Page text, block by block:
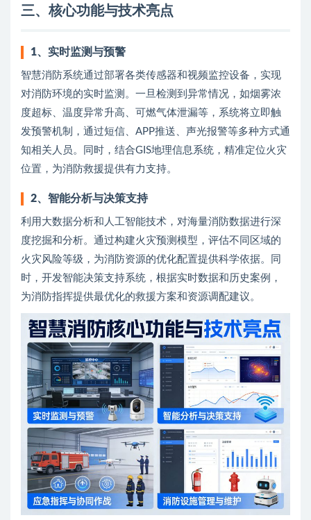
三、核心功能与技术亮点
1、 实时监测与预警
智慧消防系统通过部署各类传感器和视频监控设备，实现
对消防环境的实时监测。一旦检测到异常情况，如烟雾浓
度超标、温度异常升高、可燃气体泄漏等，系统将立即触
发预警机制，通过短信、APP推送、声光报警等多种方式通
知相关人员。同时，结合GIS地理信息系统，精准定位火灾
位置，为消防救援提供有力支持。
2、 智能分析与决策支持
利用大数据分析和人工智能技术，对海量消防数据进行深
度挖掘和分析。通过构建火灾预测模型，评估不同区域的
火灾风险等级，为消防资源的优化配置提供科学依据。同
时，开发智能决策支持系统，根据实时数据和历史案例，
为消防指挥提供最优化的救援方案和资源调配建议。